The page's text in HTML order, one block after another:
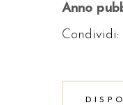
Anno
Condividi: